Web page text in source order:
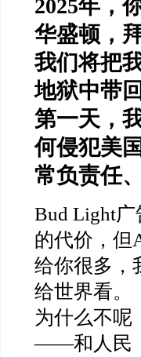
2025年，
华盛顿，
我们将把
地狱中带
第一天，
何侵犯美
常负责任
Bud Light
的代价，但
给你很多，
给世界看。
为什么不呢
——和人民